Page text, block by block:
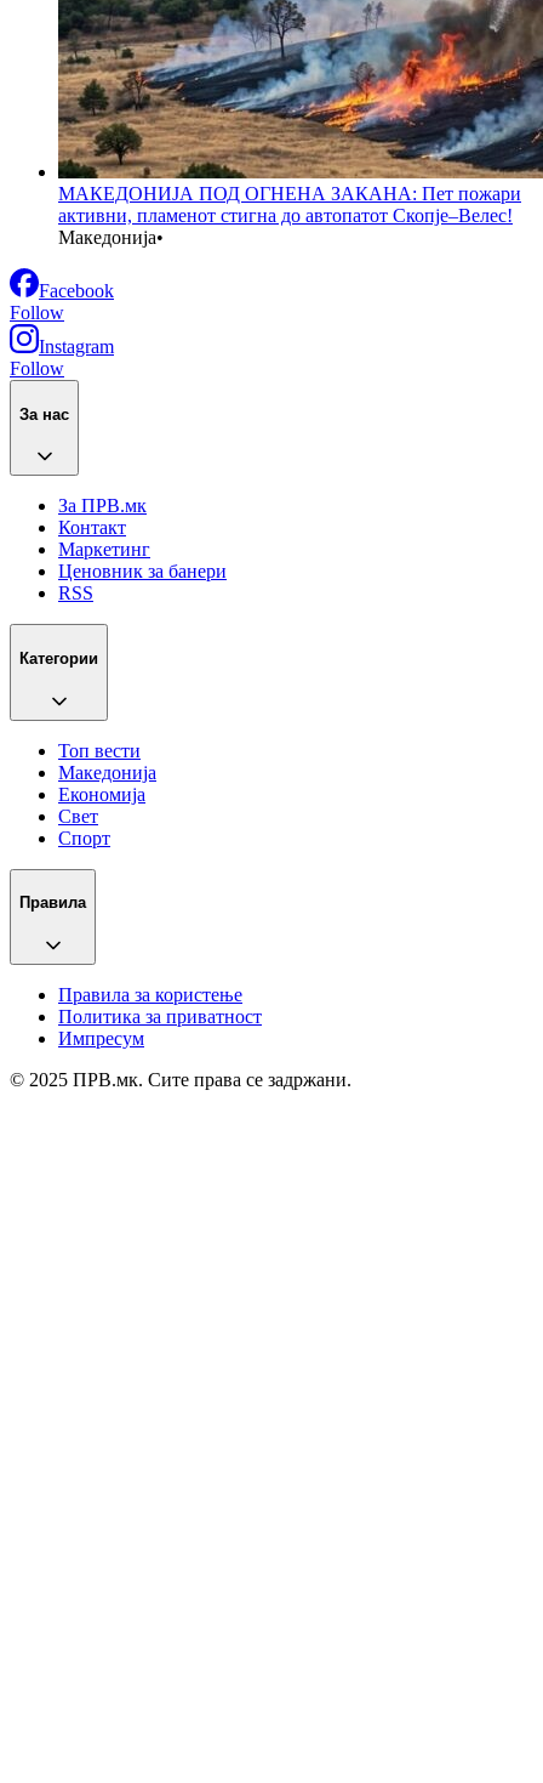
МАКЕДОНИЈА ПОД ОГНЕНА ЗАКАНА: Пет пожари
активни, пламенот стигна до автопатот Скопје–Велес!
Македонија•
Facebook
Follow
Instagram
Follow
За нас
За ПРВ.мк
Контакт
Маркетинг
Ценовник за банери
RSS
Категории
Топ вести
Македонија
Економија
Свет
Спорт
Правила
Правила за користење
Политика за приватност
Импресум
© 2025 ПРВ.мк. Сите права се задржани.